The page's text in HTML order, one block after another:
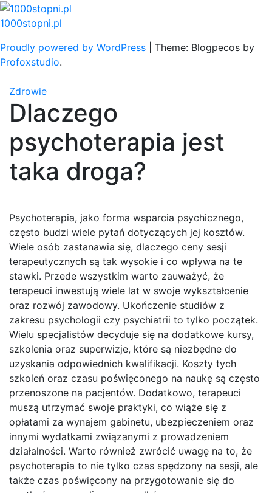
Skip
to
1000stopni.pl
Proudly powered by WordPress
Theme: Blogpecos by
Profoxstudio.
Zdrowie
Dlaczego
psychoterapia jest
taka droga?
Psychoterapia, jako forma wsparcia psychicznego,
często budzi wiele pytań dotyczących jej kosztów.
Wiele osób zastanawia się, dlaczego ceny sesji
terapeutycznych są tak wysokie i co wpływa na te
stawki. Przede wszystkim warto zauważyć, że
terapeuci inwestują wiele lat w swoje wykształcenie
oraz rozwój zawodowy. Ukończenie studiów z
zakresu psychologii czy psychiatrii to tylko początek.
Wielu specjalistów decyduje się na dodatkowe kursy,
szkolenia oraz superwizje, które są niezbędne do
uzyskania odpowiednich kwalifikacji. Koszty tych
szkoleń oraz czasu poświęconego na naukę są często
przenoszone na pacjentów. Dodatkowo, terapeuci
muszą utrzymać swoje praktyki, co wiąże się z
opłatami za wynajem gabinetu, ubezpieczeniem oraz
innymi wydatkami związanymi z prowadzeniem
działalności. Warto również zwrócić uwagę na to, że
psychoterapia to nie tylko czas spędzony na sesji, ale
także czas poświęcony na przygotowanie się do